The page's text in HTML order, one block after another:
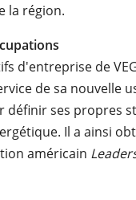
la région.
d'entreprise de
de sa nouvelle
définir ses propres
Il a ainsi
américain